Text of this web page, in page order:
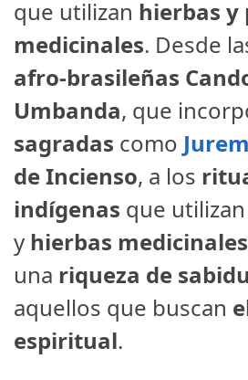
que utilizan hierbas y
medicinales. Desde
afro-brasileñas
Umbanda, que
sagradas como
de Incienso, a los
indígenas que utilizan
y hierbas medicinales
una riqueza de
aquellos que buscan
espiritual.